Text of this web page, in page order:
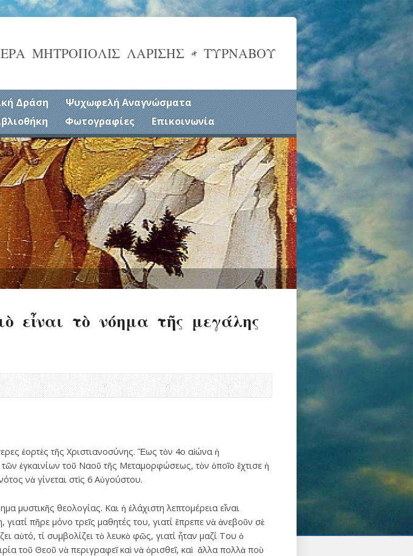
ΜΗΤΡΟΠΟΛΙΣ ΛΑΡΙΣΗΣ & ΤΥΡΝΑΒΟΥ
Δράση
Ψυχωφελή Αναγνώσματα
Φωτογραφίες Επικοινωνία
εἶναι τὸ νόημα τῆς μεγάλης
ἑορτὲς τῆς Χριστιανοσύνης. Ἕως τὸν 4ο αἰώνα ἡ
ἐγκαινίων τοῦ Ναοῦ τῆς Μεταμορφώσεως, τὸν ὁποῖο ἔχτισε ἡ
νὰ γίνεται στὶς 6 Αὐγούστου.
μυστικῆς θεολογίας. Και ἡ ἐλάχιστη λεπτομέρεια εἶναι
πῆρε μόνο τρεῖς μαθητές του, γιατί ἔπρεπε νὰ ἀνεβοῦν σὲ
αὐτό, τί συμβολίζει τὸ λευκὸ φῶς, γιατί ἦταν μαζί Του ὁ
τοῦ Θεοῦ νὰ περιγραφεῖ καὶ νὰ ὁρισθεῖ, καὶ ἄλλα πολλὰ ποὺ